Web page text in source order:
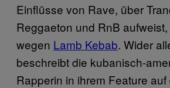
Einflüsse von Rave, über
Reggaeton und RnB
wegen Lamb Kebab. Wider
beschreibt die kubanisch-
Rapperin in ihrem Feature auf